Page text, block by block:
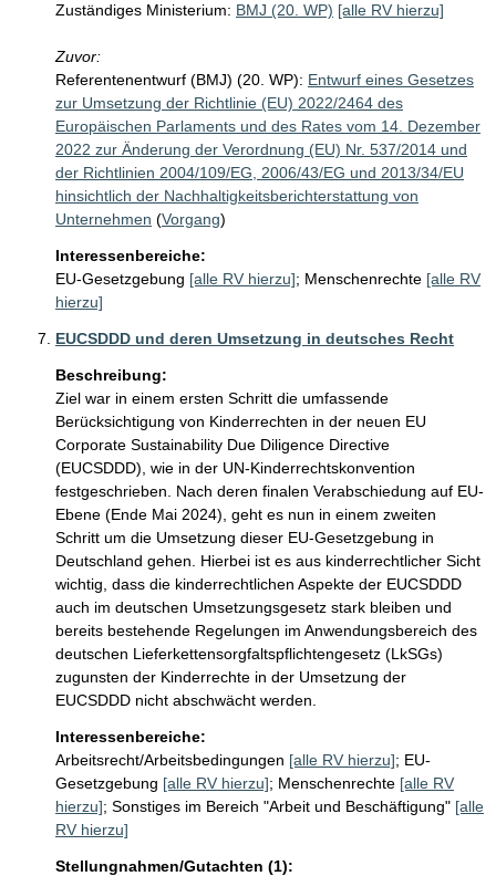
Zuständiges Ministerium: BMJ (20. WP) [alle RV hierzu]
Zuvor:
Referentenentwurf (BMJ) (20. WP): Entwurf eines Gesetzes
zur Umsetzung der Richtlinie (EU) 2022/2464 des
Europäischen Parlaments und des Rates vom 14. Dezember
2022 zur Änderung der Verordnung (EU) Nr. 537/2014 und
der Richtlinien 2004/109/EG, 2006/43/EG und 2013/34/EU
hinsichtlich der Nachhaltigkeitsberichterstattung von
Unternehmen (Vorgang)
Interessenbereiche:
EU-Gesetzgebung [alle RV hierzu]; Menschenrechte [alle RV
hierzu]
EUCSDDD und deren Umsetzung in deutsches Recht
Beschreibung:
Ziel war in einem ersten Schritt die umfassende
Berücksichtigung von Kinderrechten in der neuen EU
Corporate Sustainability Due Diligence Directive
(EUCSDDD), wie in der UN-Kinderrechtskonvention
festgeschrieben. Nach deren finalen Verabschiedung auf EU-
Ebene (Ende Mai 2024), geht es nun in einem zweiten
Schritt um die Umsetzung dieser EU-Gesetzgebung in
Deutschland gehen. Hierbei ist es aus kinderrechtlicher Sicht
wichtig, dass die kinderrechtlichen Aspekte der EUCSDDD
auch im deutschen Umsetzungsgesetz stark bleiben und
bereits bestehende Regelungen im Anwendungsbereich des
deutschen Lieferkettensorgfaltspflichtengesetz (LkSGs)
zugunsten der Kinderrechte in der Umsetzung der
EUCSDDD nicht abschwächt werden.
Interessenbereiche:
Arbeitsrecht/Arbeitsbedingungen [alle RV hierzu]; EU-
Gesetzgebung [alle RV hierzu]; Menschenrechte [alle RV
hierzu]; Sonstiges im Bereich "Arbeit und Beschäftigung" [alle
RV hierzu]
Stellungnahmen/Gutachten (1):